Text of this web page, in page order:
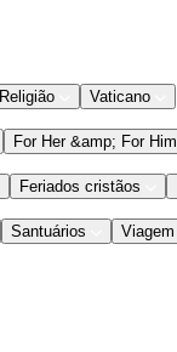
Religião Vaticano
For Her &amp; For Him
Feriados cristãos
Santuários Viagem